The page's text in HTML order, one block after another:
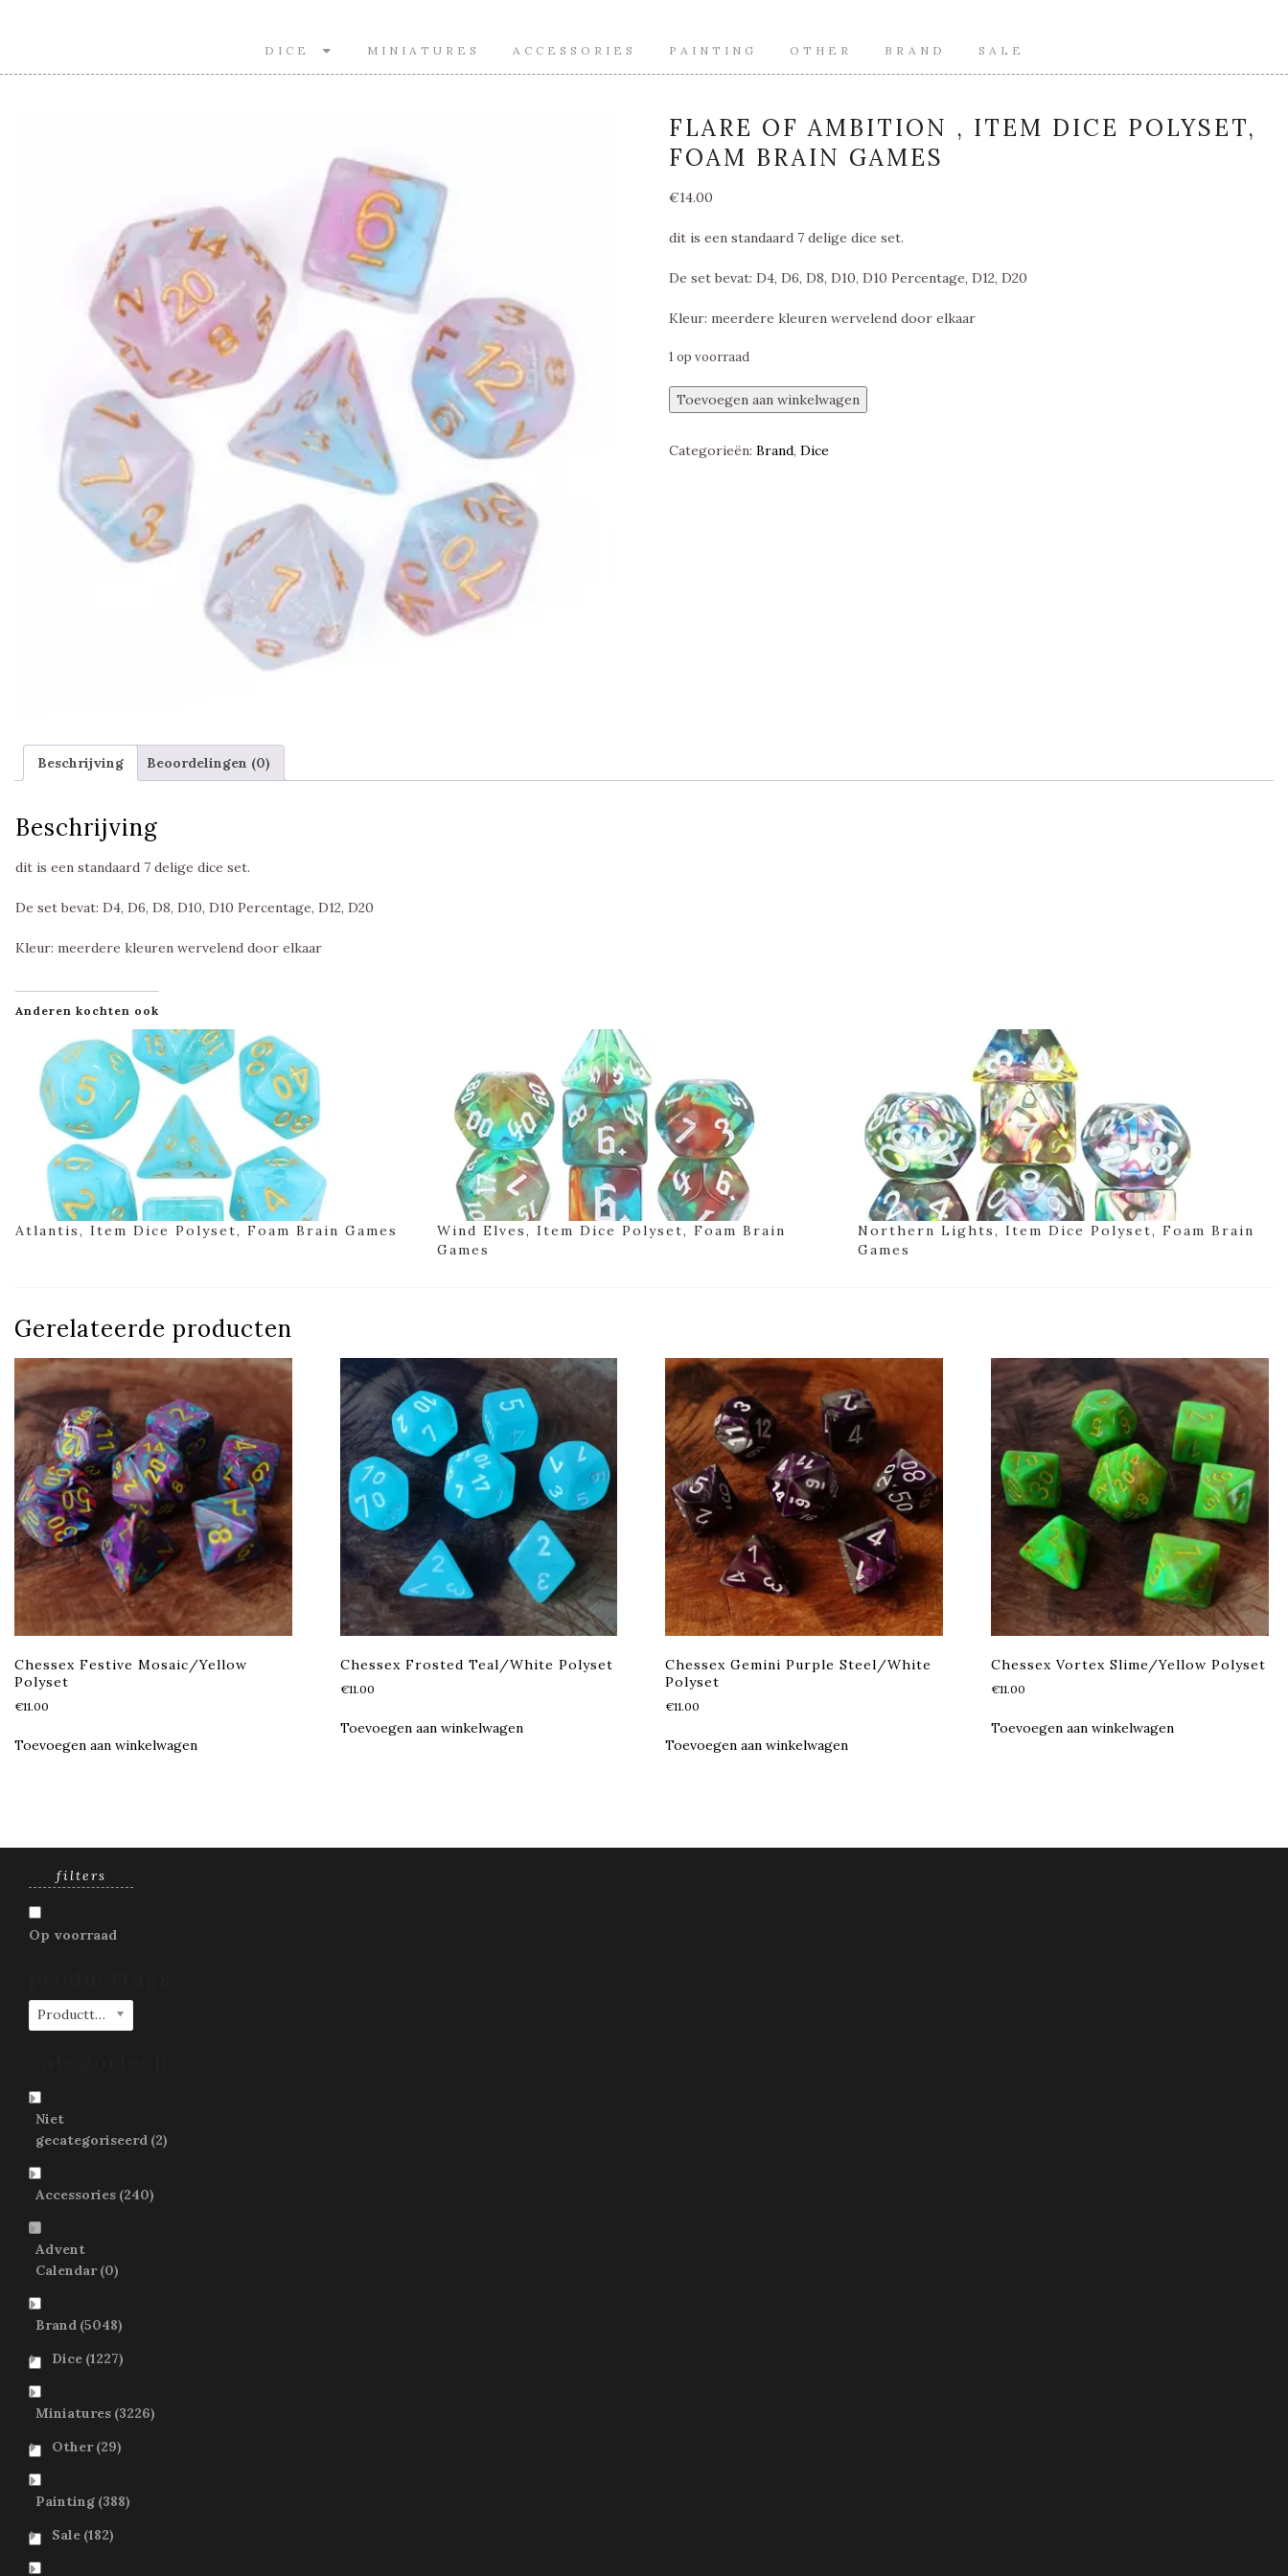
DICE MINIATURES ACCESSORIES PAINTING OTHER BRAND SALE
FLARE OF AMBITION , ITEM DICE POLYSET,
FOAM BRAIN GAMES
€14.00
dit is een standaard 7 delige dice set.
De set bevat: D4, D6, D8, D10, D10 Percentage, D12, D20
Kleur: meerdere kleuren wervelend door elkaar
1 op voorraad
Flare
of
,
Toevoegen aan winkelwagen
Categorieën:Brand,Dice
Beschrijving Beoordelingen (0)
Beschrijving
dit is een standaard 7 delige dice set.
De set bevat: D4, D6, D8, D10, D10 Percentage, D12, D20
Kleur: meerdere kleuren wervelend door elkaar
Anderen kochten ook
Atlantis, Item Dice Polyset, Foam Brain Games
Wind Elves, Item Dice Polyset, Foam Brain
Games
Northern Lights, Item Dice Polyset, Foam Brain
Games
Gerelateerde producten
Chessex Festive Mosaic/Yellow
Polyset
€11.00
Toevoegen aan winkelwagen
Chessex Frosted Teal/White Polyset
€11.00
Toevoegen aan winkelwagen
Chessex Gemini Purple Steel/White
Polyset
€11.00
Toevoegen aan winkelwagen
Chessex Vortex Slime/Yellow Polyset
€11.00
Toevoegen aan winkelwagen
filters
Op voorraad
Producttags
Niet
gecategoriseerd (2)
Accessories (240)
Advent
Calendar (0)
Brand (5048)
Dice (1227)
Miniatures (3226)
Other (29)
Painting (388)
Sale (182)